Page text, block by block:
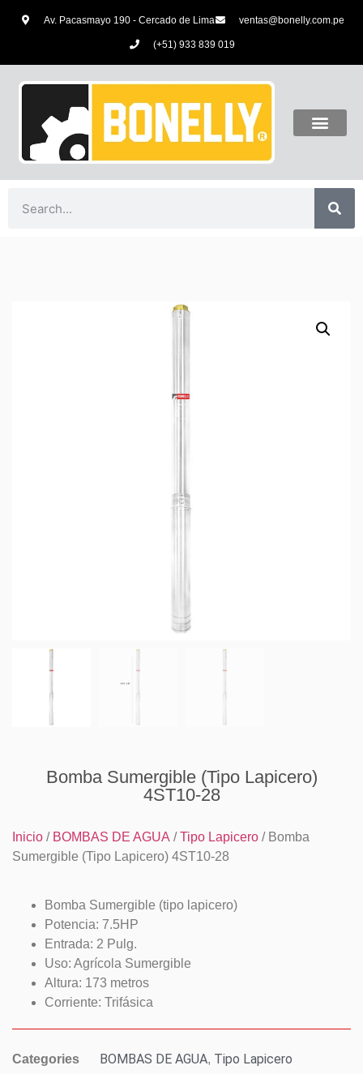
Av. Pacasmayo 190 - Cercado de Lima ventas@bonelly.com.pe
(+51) 933 839 019
Bomba Sumergible (Tipo Lapicero)
4ST10-28
Inicio / BOMBAS DE AGUA /Tipo Lapicero / Bomba
Sumergible (Tipo Lapicero) 4ST10-28
Bomba Sumergible (tipo lapicero)
Potencia: 7.5HP
Entrada: 2 Pulg.
Uso: Agrícola Sumergible
Altura: 173 metros
Corriente: Trifásica
Categories BOMBAS DE AGUA, Tipo Lapicero